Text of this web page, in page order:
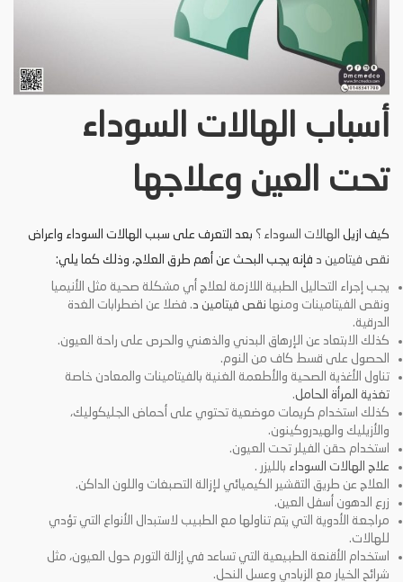
أسباب الهالات السوداء
تحت العين وعلاجها
كيف ازيل الهالات السوداء ؟ بعد التعرف على سبب الهالات السوداء واعراض
نقص فيتامين د فإنه يجب البحث عن أهم طرق العلاج، وذلك كما يلي:
يجب إجراء التحاليل الطبية اللازمة لعلاج أي مشكلة صحية مثل الأنيميا
ونقص الفيتامينات ومنها نقص فيتامين د. فضلا عن اضطرابات الغدة
الدرقية.
كذلك الابتعاد عن الإرهاق البدني والذهني والحرص على راحة العيون.
الحصول على قسط كاف من النوم.
تناول الأغذية الصحية والأطعمة الغنية بالفيتامينات والمعادن خاصة
تغذية المرأة الحامل.
كذلك استخدام كريمات موضعية تحتوي على أحماض الجليكوليك،
والأزيليك والهيدروكينون.
استخدام حقن الفيلر تحت العيون.
علاج الهالات السوداء بالليزر .
العلاج عن طريق التقشير الكيميائي لإزالة التصبغات واللون الداكن.
زرع الدهون أسفل العين.
مراجعة الأدوية التي يتم تناولها مع الطبيب لاستبدال الأنواع التي تؤدي
للهالات.
استخدام الأقنعة الطبيعية التي تساعد في إزالة التورم حول العيون، مثل
شرائح الخيار مع الزبادي وعسل النحل.